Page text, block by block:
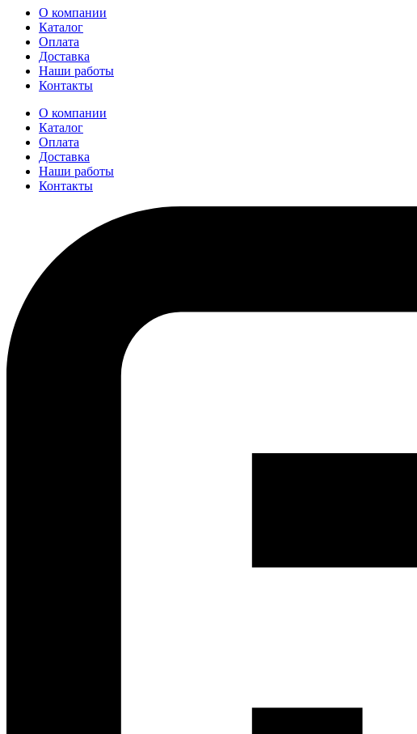
О компании
Каталог
Оплата
Доставка
Наши работы
Контакты
О компании
Каталог
Оплата
Доставка
Наши работы
Контакты